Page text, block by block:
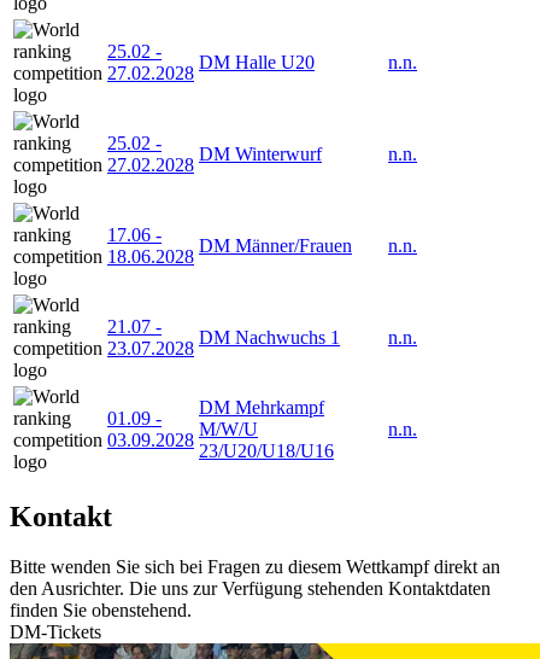
25.02 -
27.02.2028
DM Halle U20 n.n.
25.02 -
27.02.2028
DM Winterwurf n.n.
17.06 -
18.06.2028
DM Männer/Frauen n.n.
21.07 -
23.07.2028
DM Nachwuchs 1 n.n.
01.09 -
03.09.2028
DM Mehrkampf
M/W/U
23/U20/U18/U16
n.n.
Kontakt
Bitte wenden Sie sich bei Fragen zu diesem Wettkampf direkt an
den Ausrichter. Die uns zur Verfügung stehenden Kontaktdaten
finden Sie obenstehend.
DM-Tickets